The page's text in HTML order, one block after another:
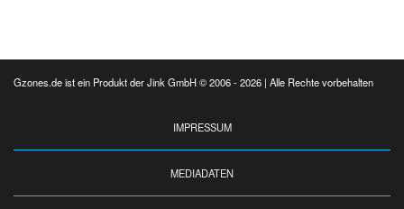
Gzones.de ist ein Produkt der Jink GmbH © 2006 - 2026 | Alle Rechte vorbehalten
IMPRESSUM
MEDIADATEN